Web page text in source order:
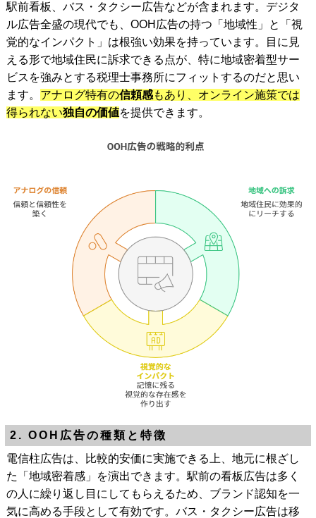
駅前看板、バス・タクシー広告などが含まれます。デジタ
ル広告全盛の現代でも、OOH広告の持つ「地域性」と「視
覚的なインパクト」は根強い効果を持っています。目に見
える形で地域住民に訴求できる点が、特に地域密着型サー
ビスを強みとする税理士事務所にフィットするのだと思い
ます。 アナログ特有の信頼感もあり、オンライン施策では
得られない独自の価値を提供できます。
2. OOH広告の種類と特徴
電信柱広告は、比較的安価に実施できる上、地元に根ざし
た「地域密着感」を演出できます。駅前の看板広告は多く
の人に繰り返し目にしてもらえるため、ブランド認知を一
気に高める手段として有効です。バス・タクシー広告は移